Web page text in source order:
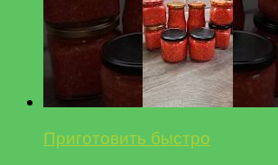
Приготовить быстро